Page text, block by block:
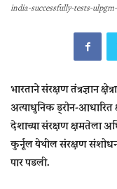
india-successfully-tests-
भारताने संरक्षण तंत्रज्ञान
अत्याधुनिक ड्रोन-आधारित
देशाच्या संरक्षण क्षमतेला
कुर्नूल येथील संरक्षण
पार पडली.